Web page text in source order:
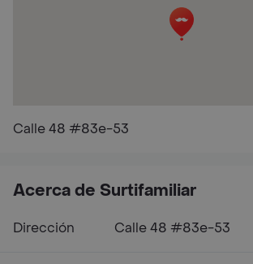
Calle 48 #83e-53
Acerca de Surtifamiliar
Dirección Calle 48 #83e-53